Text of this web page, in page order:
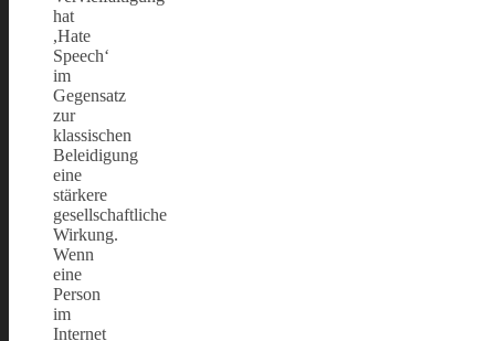
hat
,Hate
Speech‘
im
Gegensatz
zur
klassischen
Beleidigung
eine
stärkere
gesellschaftliche
Wirkung.
Wenn
eine
Person
im
Internet